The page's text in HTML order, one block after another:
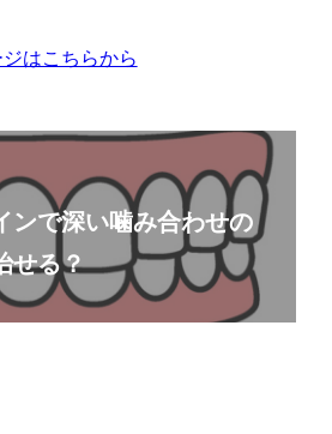
はこちらから
ンで深い噛み合わせの
せる？